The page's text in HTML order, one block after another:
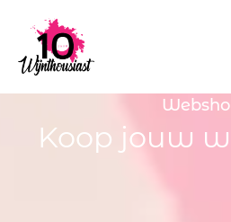
Koop jouw